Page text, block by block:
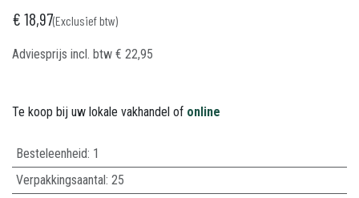
€18,97(Exclusief btw)
Adviesprijs incl. btw € 22,95
Te koop bij uw lokale vakhandel of online
Besteleenheid: 1
Verpakkingsaantal: 25